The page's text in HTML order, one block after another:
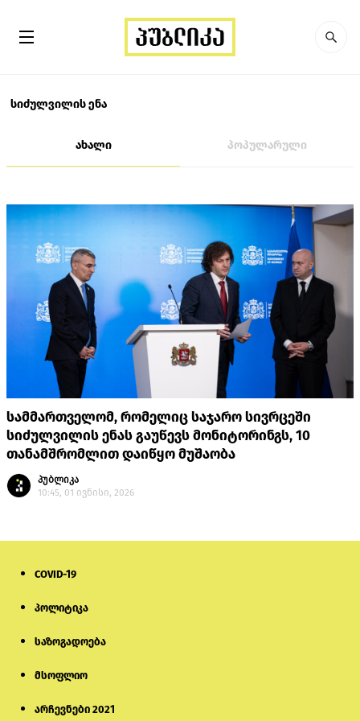
სიძულვილის ენა
ახალი პოპულარული
სამმართველომ, რომელიც საჯარო სივრცეში
სიძულვილის ენას გაუწევს მონიტორინგს, 10
თანამშრომლით დაიწყო მუშაობა
პუბლიკა
10:45, 01 ივნისი, 2026
COVID-19
პოლიტიკა
საზოგადოება
მსოფლიო
არჩევნები 2021